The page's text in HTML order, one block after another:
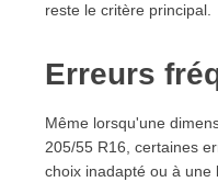
reste le critère principal.
Erreurs
Même lorsqu'une
205/55 R16, certaines
choix inadapté ou à une